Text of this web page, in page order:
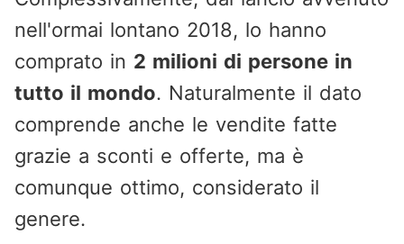
nell'ormai lontano 2018, lo hanno
comprato in 2 milioni di persone in
tutto il mondo. Naturalmente il dato
comprende anche le vendite fatte
grazie a sconti e offerte, ma è
comunque ottimo, considerato il
genere.